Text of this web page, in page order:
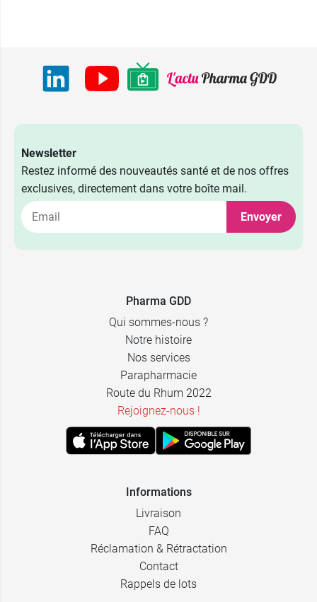
2,39 €
24 x 10 ml 2,39 €
Newsletter
Restez informé des nouveautés santé et de nos offres
exclusives, directement dans votre boîte mail.
Envoyer
Pharma GDD
Qui sommes-nous ?
Notre histoire
Nos services
Parapharmacie
Route du Rhum 2022
Rejoignez-nous !
Informations
Livraison
FAQ
Réclamation & Rétractation
Contact
Rappels de lots